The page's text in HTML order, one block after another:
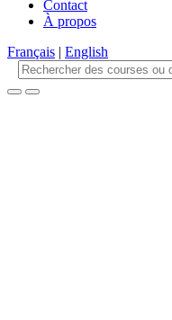
Contact
À propos
Français | English